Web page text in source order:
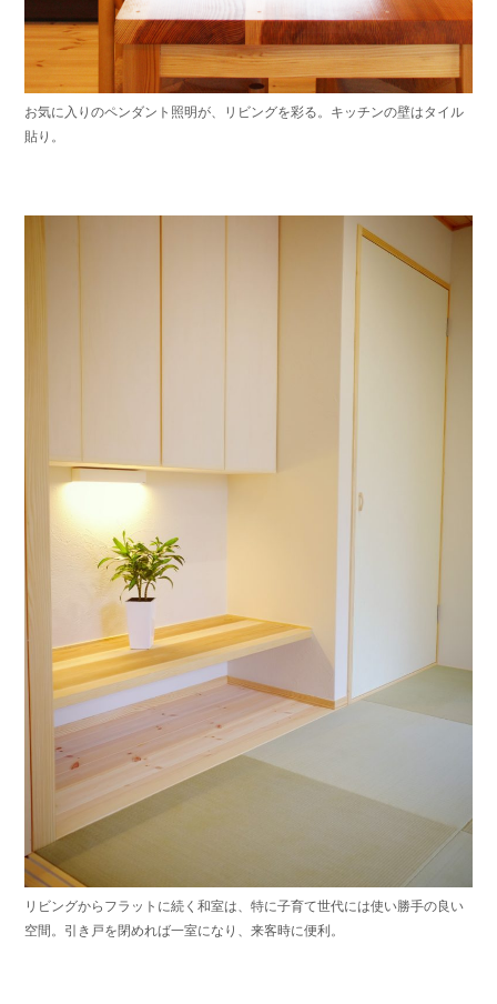
お気に入りのペンダント照明が、リビングを彩る。キッチンの壁はタイル
貼り。
リビングからフラットに続く和室は、特に子育て世代には使い勝手の良い
空間。引き戸を閉めれば一室になり、来客時に便利。